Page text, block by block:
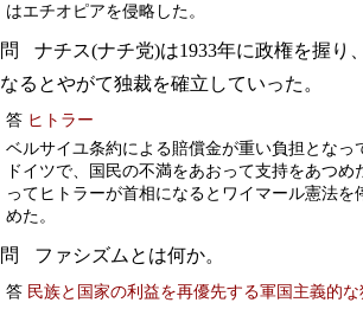
はエチオピアを侵略した。
ナチス(ナチ党)は1933年に政権を握り、
なるとやがて独裁を確立していった。
答 ヒトラー
ベルサイユ条約による賠償金が重い負担となっ
ドイツで、国民の不満をあおって支持をあつ
ってヒトラーが首相になるとワイマール憲法を
めた。
ファシズムとは何か。
答 民族と国家の利益を再優先する軍国主義的な